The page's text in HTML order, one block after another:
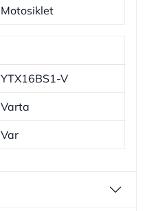
Motosiklet
YTX16BS1-V
Varta
Var